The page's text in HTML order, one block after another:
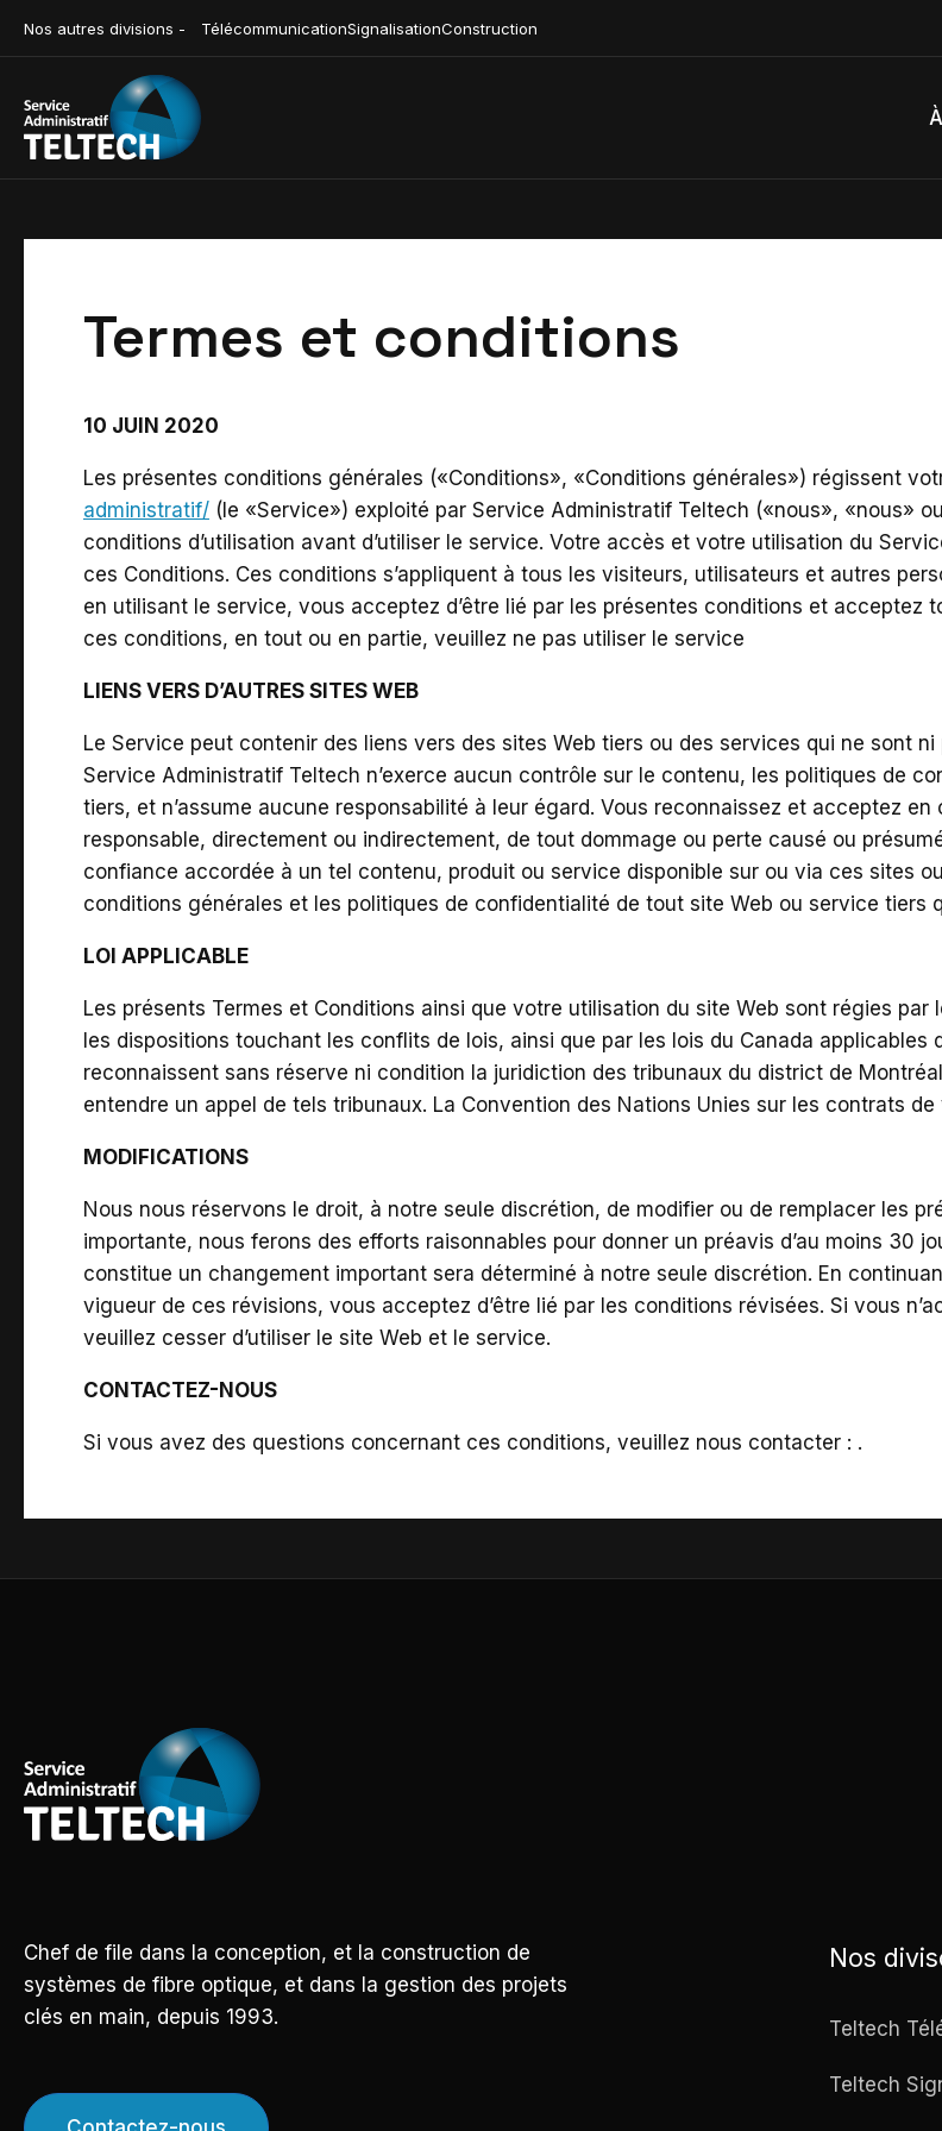
Nos autres divisions - TélécommunicationSignalisationConstruction
Termes et conditions
10 JUIN 2020
Les présentes conditions générales («Conditions», «Conditions générales») régissent
administratif/ (le «Service») exploité par Service Administratif Teltech («nous», «nous»
conditions d’utilisation avant d’utiliser le service. Votre accès et votre utilisation du
ces Conditions. Ces conditions s’appliquent à tous les visiteurs, utilisateurs et autres
en utilisant le service, vous acceptez d’être lié par les présentes conditions et acceptez
ces conditions, en tout ou en partie, veuillez ne pas utiliser le service
LIENS VERS D’AUTRES SITES WEB
Le Service peut contenir des liens vers des sites Web tiers ou des services qui ne sont
Service Administratif Teltech n’exerce aucun contrôle sur le contenu, les politiques de
tiers, et n’assume aucune responsabilité à leur égard. Vous reconnaissez et acceptez
responsable, directement ou indirectement, de tout dommage ou perte causé ou
confiance accordée à un tel contenu, produit ou service disponible sur ou via ces sites
conditions générales et les politiques de confidentialité de tout site Web ou service tiers
LOI APPLICABLE
Les présents Termes et Conditions ainsi que votre utilisation du site Web sont régies
les dispositions touchant les conflits de lois, ainsi que par les lois du Canada
reconnaissent sans réserve ni condition la juridiction des tribunaux du district de
entendre un appel de tels tribunaux. La Convention des Nations Unies sur les contrats
MODIFICATIONS
Nous nous réservons le droit, à notre seule discrétion, de modifier ou de remplacer les
importante, nous ferons des efforts raisonnables pour donner un préavis d’au moins 30
constitue un changement important sera déterminé à notre seule discrétion. En
vigueur de ces révisions, vous acceptez d’être lié par les conditions révisées. Si vous
veuillez cesser d’utiliser le site Web et le service.
CONTACTEZ-NOUS
Si vous avez des questions concernant ces conditions, veuillez nous contacter : .
Chef de file dans la conception, et la construction de
systèmes de fibre optique, et dans la gestion des projets
clés en main, depuis 1993.
Nos
Teltech
Teltech